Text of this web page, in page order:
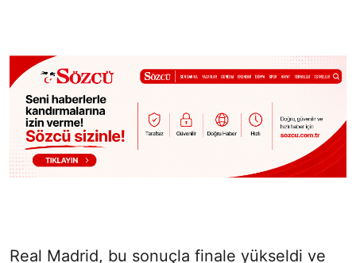
Real Madrid, bu sonuçla finale yükseldi ve